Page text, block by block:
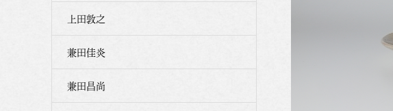
上田敦之
兼田佳炎
兼田昌尚